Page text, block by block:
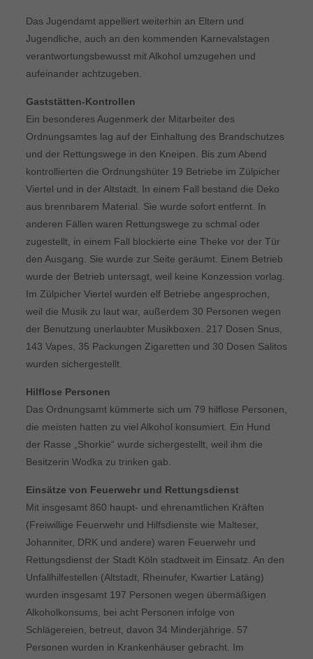
Das Jugendamt appelliert weiterhin an Eltern und
Jugendliche, auch an den kommenden Karnevalstagen
verantwortungsbewusst mit Alkohol umzugehen und
aufeinander achtzugeben.
Gaststätten-Kontrollen
Ein besonderes Augenmerk der Mitarbeiter des
Ordnungsamtes lag auf der Einhaltung des Brandschutzes
und der Rettungswege in den Kneipen. Bis zum Abend
kontrollierten die Ordnungshüter 19 Betriebe im Zülpicher
Viertel und in der Altstadt. In einem Fall bestand die Deko
aus brennbarem Material. Sie wurde sofort entfernt. In
anderen Fällen waren Rettungswege zu schmal oder
zugestellt, in einem Fall blockierte eine Theke vor der Tür
den Ausgang. Sie wurde zur Seite geräumt. Einem Betrieb
wurde der Betrieb untersagt, weil keine Konzession vorlag.
Im Zülpicher Viertel wurden elf Betriebe angesprochen,
weil die Musik zu laut war, außerdem 30 Personen wegen
der Benutzung unerlaubter Musikboxen. 217 Dosen Snus,
143 Vapes, 35 Packungen Zigaretten und 30 Dosen Salitos
wurden sichergestellt.
Hilflose Personen
Das Ordnungsamt kümmerte sich um 79 hilflose Personen,
die meisten hatten zu viel Alkohol konsumiert. Ein Hund
der Rasse „Shorkie“ wurde sichergestellt, weil ihm die
Besitzerin Wodka zu trinken gab.
Einsätze von Feuerwehr und Rettungsdienst
Mit insgesamt 860 haupt- und ehrenamtlichen Kräften
(Freiwillige Feuerwehr und Hilfsdienste wie Malteser,
Johanniter, DRK und andere) waren Feuerwehr und
Rettungsdienst der Stadt Köln stadtweit im Einsatz. An den
Unfallhilfestellen (Altstadt, Rheinufer, Kwartier Latäng)
wurden insgesamt 197 Personen wegen übermäßigen
Alkoholkonsums, bei acht Personen infolge von
Schlägereien, betreut, davon 34 Minderjährige. 57
Personen wurden in Krankenhäuser gebracht. Im